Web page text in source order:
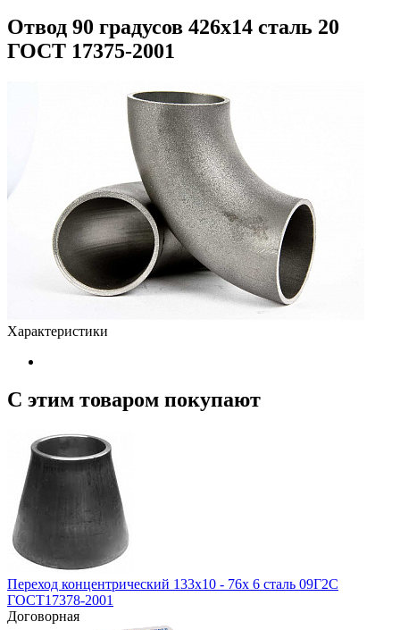
Отвод 90 градусов 426х14 сталь 20
ГОСТ 17375-2001
Характеристики
С этим товаром покупают
Переход концентрический 133х10 - 76х 6 сталь 09Г2С
ГОСТ17378-2001
Договорная